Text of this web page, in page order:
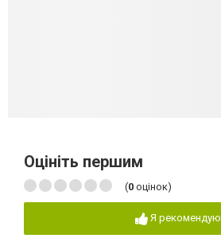
Оцініть першим
(0 оцінок)
Я рекомендую